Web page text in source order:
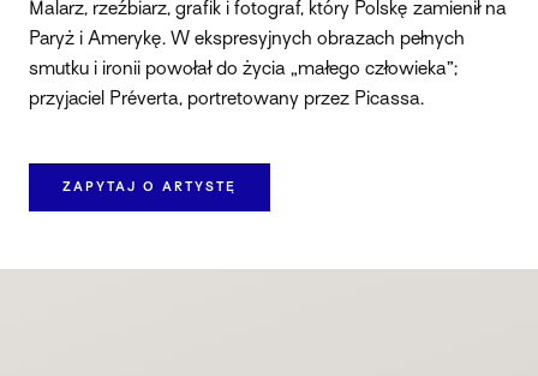
Malarz, rzeźbiarz, grafik i fotograf, który Polskę zamienił na
Paryż i Amerykę. W ekspresyjnych obrazach pełnych
smutku i ironii powołał do życia „małego człowieka”;
przyjaciel Préverta, portretowany przez Picassa.
ZAPYTAJ O ARTYSTĘ